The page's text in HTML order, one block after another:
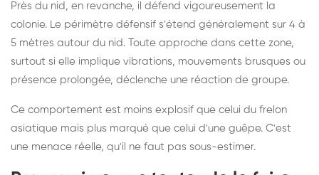
Près du nid, en revanche, il défend vigoureusement la
colonie. Le périmètre défensif s'étend généralement sur 4 à
5 mètres autour du nid. Toute approche dans cette zone,
surtout si elle implique vibrations, mouvements brusques ou
présence prolongée, déclenche une réaction de groupe.
Ce comportement est moins explosif que celui du frelon
asiatique mais plus marqué que celui d'une guêpe. C'est
une menace réelle, qu'il ne faut pas sous-estimer.